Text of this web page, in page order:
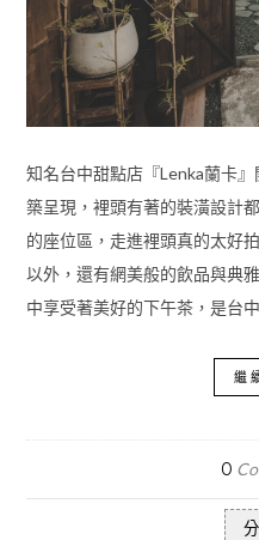
知名台中甜點店『Lenka蘭卡
築呈現，裡頭有著的裝潢設計
的座位區，走進裡頭真的太好
以外，還有網美般的飲品與典
中享受著美好的下午茶，是台
繼
0